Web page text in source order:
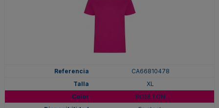
CA66810478
XL
ROSETON